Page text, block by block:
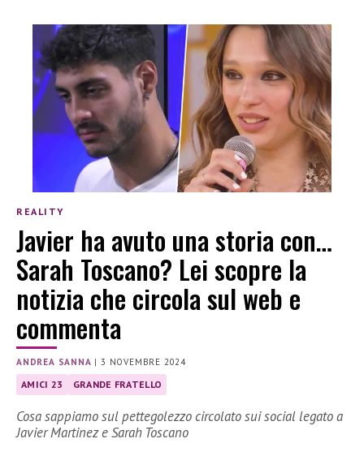
REALITY
Javier ha avuto una storia con…
Sarah Toscano? Lei scopre la
notizia che circola sul web e
commenta
ANDREA SANNA |3 NOVEMBRE 2024
AMICI 23 GRANDE FRATELLO
Cosa sappiamo sul pettegolezzo circolato sui social legato a
Javier Martinez e Sarah Toscano